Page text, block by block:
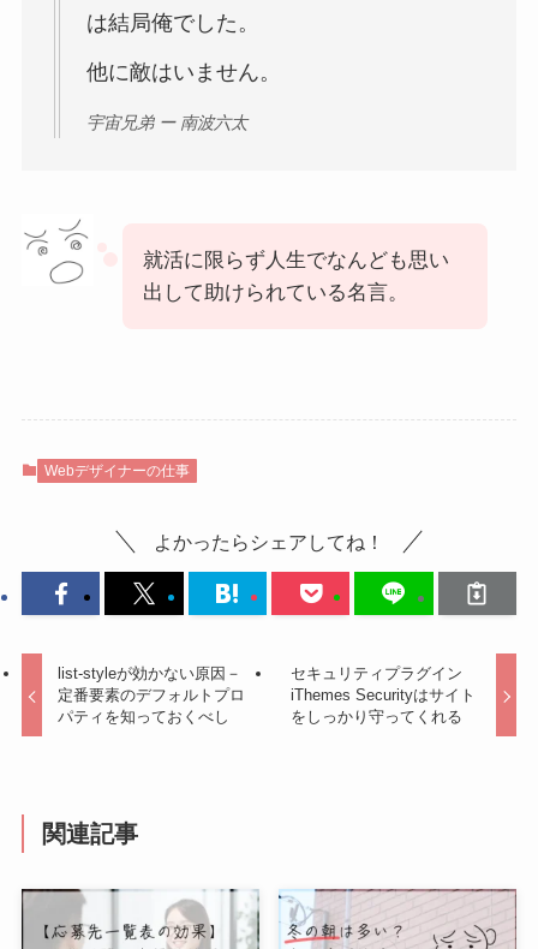
は結局俺でした。
他に敵はいません。
宇宙兄弟 ー 南波六太
就活に限らず人生でなんども思い
出して助けられている名言。
Webデザイナーの仕事
よかったらシェアしてね！
list-styleが効かない原因－
定番要素のデフォルトプロ
パティを知っておくべし
セキュリティプラグイン
iThemes Securityはサイト
をしっかり守ってくれる
関連記事